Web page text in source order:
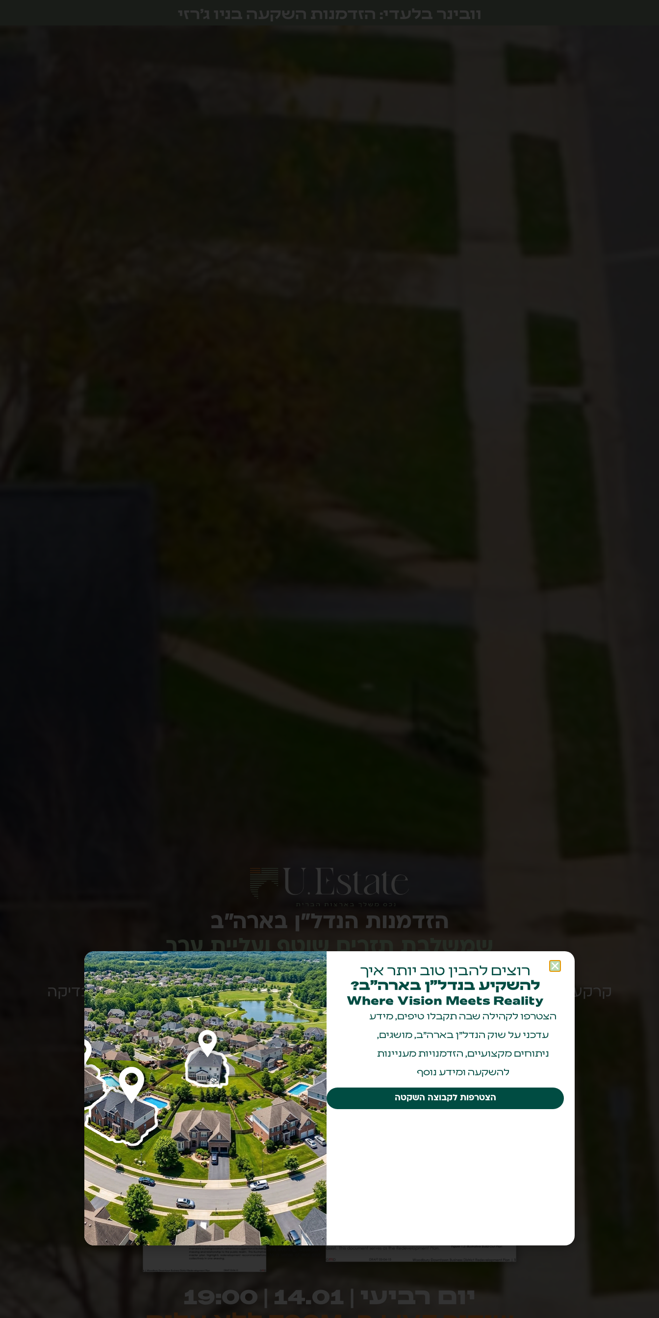
וובינר בלעדי: הזדמנות השקעה בניו ג'רזי
הזדמנות הנדל"ן בארה"ב
שמשלבת תזרים שוטף ועליית ערך
בוובינר הקרוב נחשוף השקעה ייחודית:
קרקע שנרכשת מתחת למחיר השוק, קיבלה אישור עירייה לבנייה, ועברה תהליך בדיקה
מלא.
לפרויקט יזמי בניו ג׳רזי.
יום רביעי | 14.01 | 19:00
רוצים להבין טוב יותר איך
להשקיע בנדל״ן בארה״ב?
Where Vision Meets Reality
הצטרפו לקהילה שבה תקבלו טיפים, מידע
עדכני על שוק הנדל״ן בארה״ב, מושגים,
ניתוחים מקצועיים, הזדמנויות מעניינות
להשקעה ומידע נוסף
הצטרפות לקבוצה השקטה